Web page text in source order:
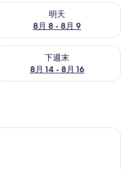
明天
8月 8 - 8月 9
看明天 (8月 8 - 8月 9) 的供
下週末
8月 14 - 8月 16
看下週末 (8月 14 - 8月 16)
寢具、羽絨被、客房內保險箱、書